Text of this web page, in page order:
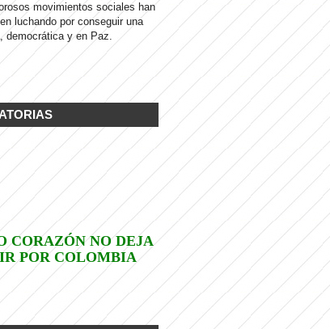
movimientos sociales han
luchando por conseguir una
democrática y en Paz.
CORAZÓN NO DEJA
POR COLOMBIA